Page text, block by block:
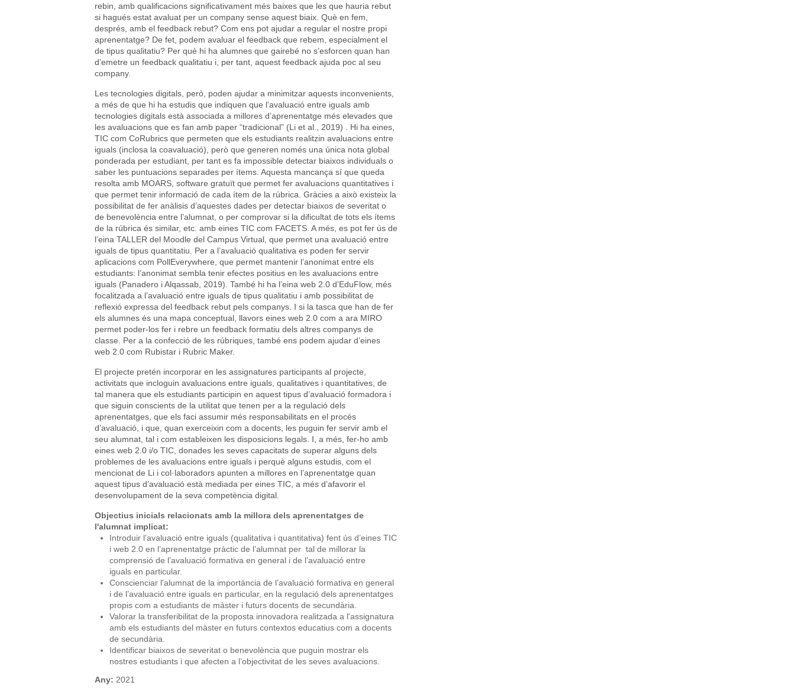
rebin, amb qualificacions significativament més baixes que les que hauria rebut
si hagués estat avaluat per un company sense aquest biaix. Què en fem,
després, amb el feedback rebut? Com ens pot ajudar a regular el nostre propi
aprenentatge? De fet, podem avaluar el feedback que rebem, especialment el
de tipus qualitatiu? Per què hi ha alumnes que gairebé no s’esforcen quan han
d’emetre un feedback qualitatiu i, per tant, aquest feedback ajuda poc al seu
company.
Les tecnologies digitals, però, poden ajudar a minimitzar aquests inconvenients,
a més de que hi ha estudis que indiquen que l’avaluació entre iguals amb
tecnologies digitals està associada a millores d’aprenentatge més elevades que
les avaluacions que es fan amb paper “tradicional” (Li et al., 2019) . Hi ha eines,
TIC com CoRubrics que permeten que els estudiants realitzin avaluacions entre
iguals (inclosa la coavaluació), però que generen només una única nota global
ponderada per estudiant, per tant es fa impossible detectar biaixos individuals o
saber les puntuacions separades per ítems. Aquesta mancança sí que queda
resolta amb MOARS, software gratuït que permet fer avaluacions quantitatives i
que permet tenir informació de cada ítem de la rúbrica. Gràcies a això existeix la
possibilitat de fer anàlisis d’aquestes dades per detectar biaixos de severitat o
de benevolència entre l’alumnat, o per comprovar si la dificultat de tots els ítems
de la rúbrica és similar, etc. amb eines TIC com FACETS. A més, es pot fer ús de
l’eina TALLER del Moodle del Campus Virtual, que permet una avaluació entre
iguals de tipus quantitatiu. Per a l’avaluació qualitativa es poden fer servir
aplicacions com PollEverywhere, que permet mantenir l’anonimat entre els
estudiants: l’anonimat sembla tenir efectes positius en les avaluacions entre
iguals (Panadero i Alqassab, 2019). També hi ha l’eina web 2.0 d’EduFlow, més
focalitzada a l’avaluació entre iguals de tipus qualitatiu i amb possibilitat de
reflexió expressa del feedback rebut pels companys. I si la tasca que han de fer
els alumnes és una mapa conceptual, llavors eines web 2.0 com a ara MIRO
permet poder-los fer i rebre un feedback formatiu dels altres companys de
classe. Per a la confecció de les rúbriques, també ens podem ajudar d’eines
web 2.0 com Rubistar i Rubric Maker.
El projecte pretén incorporar en les assignatures participants al projecte,
activitats que incloguin avaluacions entre iguals, qualitatives i quantitatives, de
tal manera que els estudiants participin en aquest tipus d’avaluació formadora i
que siguin conscients de la utilitat que tenen per a la regulació dels
aprenentatges, que els faci assumir més responsabilitats en el procés
d’avaluació, i que, quan exerceixin com a docents, les puguin fer servir amb el
seu alumnat, tal i com estableixen les disposicions legals. I, a més, fer-ho amb
eines web 2.0 i/o TIC, donades les seves capacitats de superar alguns dels
problemes de les avaluacions entre iguals i perquè alguns estudis, com el
mencionat de Li i col·laboradors apunten a millores en l’aprenentatge quan
aquest tipus d’avaluació està mediada per eines TIC, a més d’afavorir el
desenvolupament de la seva competència digital.
Objectius inicials relacionats amb la millora dels aprenentatges de
l'alumnat implicat:
Introduir l’avaluació entre iguals (qualitativa i quantitativa) fent ús d’eines TIC
i web 2.0 en l’aprenentatge pràctic de l’alumnat per tal de millorar la
comprensió de l’avaluació formativa en general i de l’avaluació entre
iguals en particular.
Conscienciar l'alumnat de la importància de l’avaluació formativa en general
i de l’avaluació entre iguals en particular, en la regulació dels aprenentatges
propis com a estudiants de màster i futurs docents de secundària.
Valorar la transferibilitat de la proposta innovadora realitzada a l'assignatura
amb els estudiants del màster en futurs contextos educatius com a docents
de secundària.
Identificar biaixos de severitat o benevolència que puguin mostrar els
nostres estudiants i que afecten a l’objectivitat de les seves avaluacions.
Any: 2021